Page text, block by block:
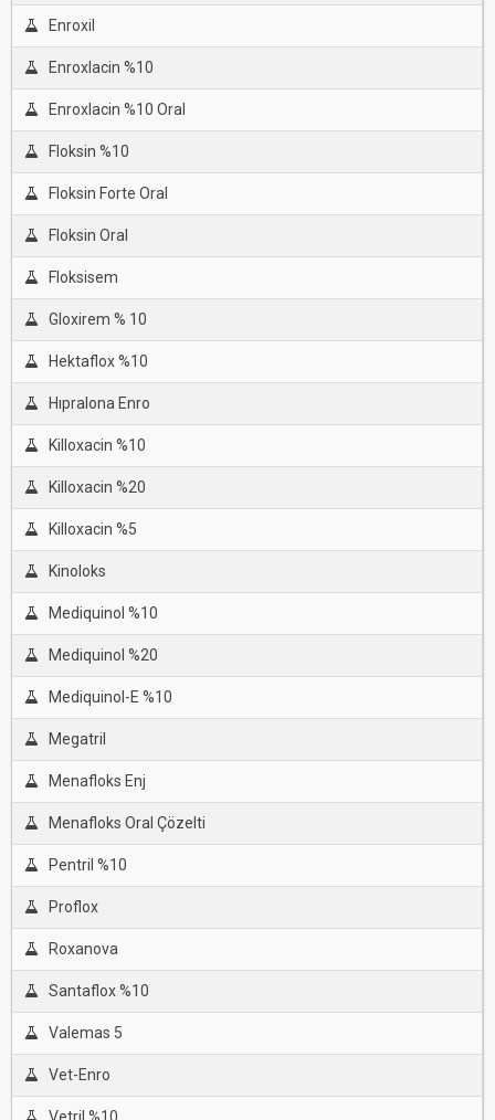
Enroxil
Enroxlacin %10
Enroxlacin %10 Oral
Floksin %10
Floksin Forte Oral
Floksin Oral
Floksisem
Gloxirem % 10
Hektaflox %10
Hıpralona Enro
Killoxacin %10
Killoxacin %20
Killoxacin %5
Kinoloks
Mediquinol %10
Mediquinol %20
Mediquinol-E %10
Megatril
Menafloks Enj
Menafloks Oral Çözelti
Pentril %10
Proflox
Roxanova
Santaflox %10
Valemas 5
Vet-Enro